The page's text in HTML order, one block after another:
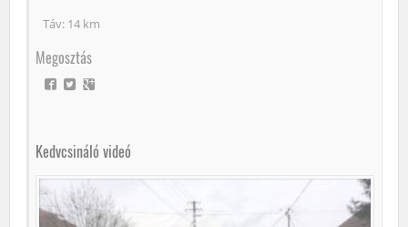
Táv: 14 km
Megosztás
Kedvcsináló videó